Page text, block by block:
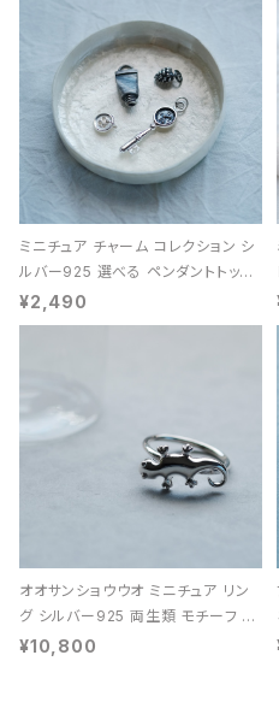
ミニチュア チャーム コレクション シ
ルバー925 選べる ペンダントトップ
レディース ユニセックス
¥2,490
オオサンショウウオ ミニチュア リン
グ シルバー925 両生類 モチーフ レ
ディース ユニセックス
¥10,800